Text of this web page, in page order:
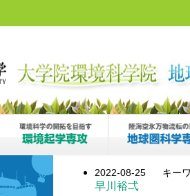
2022-08-25 キー
早川裕弌